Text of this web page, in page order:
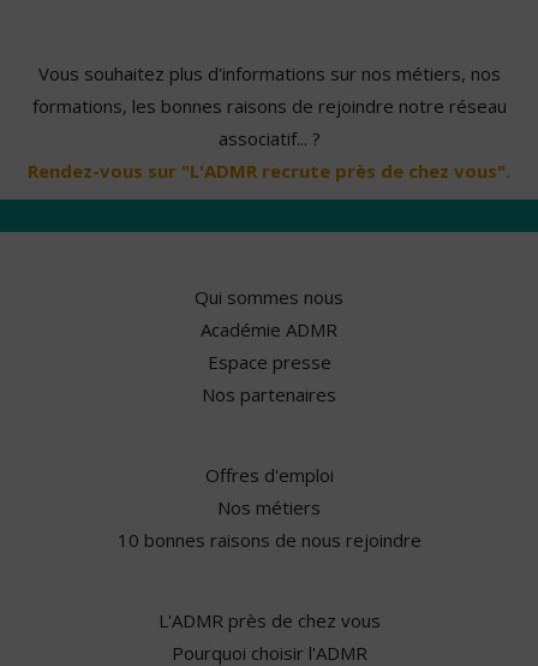
Vous souhaitez plus d'informations sur nos métiers, nos
formations, les bonnes raisons de rejoindre notre réseau
associatif... ?
Rendez-vous sur "L'ADMR recrute près de chez vous".
Qui sommes nous
Académie ADMR
Espace presse
Nos partenaires
Offres d'emploi
Nos métiers
10 bonnes raisons de nous rejoindre
L'ADMR près de chez vous
Pourquoi choisir l'ADMR